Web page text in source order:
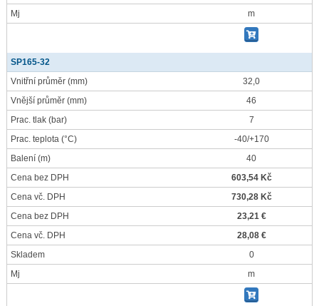
Mj
m
SP165-32
Vnitřní průměr (mm)
32,0
Vnější průměr (mm)
46
Prac. tlak (bar)
7
Prac. teplota (°C)
-40/+170
Balení (m)
40
Cena bez DPH
603,54 Kč
Cena vč. DPH
730,28 Kč
Cena bez DPH
23,21 €
Cena vč. DPH
28,08 €
Skladem
0
Mj
m